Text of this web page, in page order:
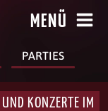
MENÜ
KONZERTE IM
PARTIES